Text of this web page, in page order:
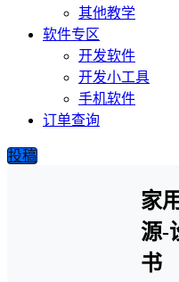
其他教学
软件专区
开发软件
开发小工具
手机软件
订单查询
投稿
家
源-
书